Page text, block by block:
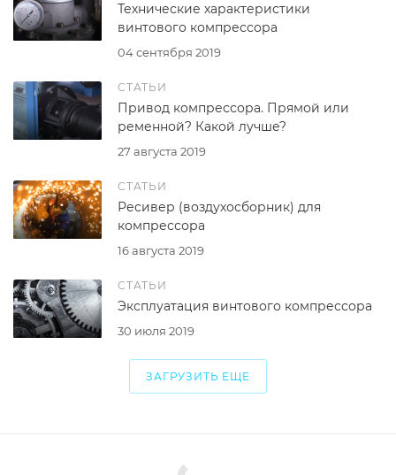
04 сентября 2019
Технические характеристики
винтового компрессора
СТАТЬИ
27 августа 2019
Привод компрессора. Прямой или
ременной? Какой лучше?
СТАТЬИ
16 августа 2019
Ресивер (воздухосборник) для
компрессора
СТАТЬИ
30 июля 2019
Эксплуатация винтового компрессора
ЗАГРУЗИТЬ ЕЩЕ